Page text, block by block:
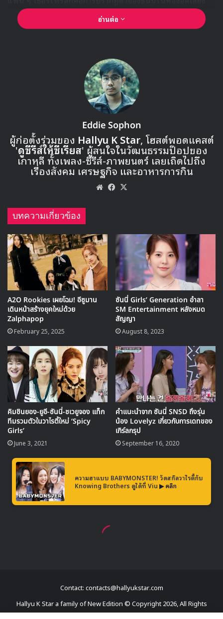
ไม่ใช่แค่สวย – แต่มีสายซัพพอร์ตแน่น
อีกหนึ่งไฮไลต์ที่เธอเปิดเผย คือควอนอึนบี
แข่งขันมาด้วยกันในรายการออดิชันและกลายเป็นเพื่อนสนิทของ
เธอ ได้ช่วยเธออย่างเต็มที่ก่อนเข้ารายการ
“พี่อึนบีให้ฉันยืมเสื้อผ้า รองเท้า กระเป๋า
และยังช่วยแนะนำสไตล์ด้วย”
“ของที่ฉันยืมไปมีประมาณ 40-50 ชุด
เลยค่ะ!”
เรียกเสียงฮือฮาทั้งสตูดิโอทันที
เคลียร์ใจ! กับยุกจุนซอในฉาก ‘นอน
ด้วยกัน’
ในรายการ อีชีอันไม่หลบเลี่ยงเมื่อพิธีกรถามถึงความสัมพันธ์กับ
และเมื่อพูดถึงฉากนอนร่วมกันที่กลาย
เป็นไวรัล เธอก็เล่าแบบเปิดใจเต็มที่ว่า
“แค่อยากอยู่ใกล้เขา… ก็เลยอยากนอน
Contact: contacts@hallyukstar.com
Hallyu K Star a family of New Edition © Copyright 2026, All Rights